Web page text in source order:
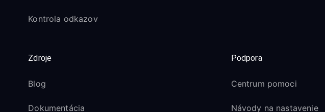
Kontrola odkazov
Zdroje
Blog
Dokumentácia
Podpora
Centrum pomoci
Návody na nastavenie